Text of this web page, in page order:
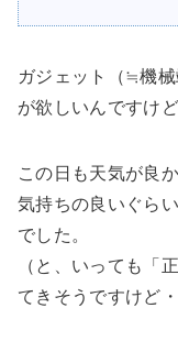
ガジェット （≒機
が欲しいんですけど
この日も天気が良
気持ちの良いぐら
でした。
（と、いっても「
てきそうですけど・